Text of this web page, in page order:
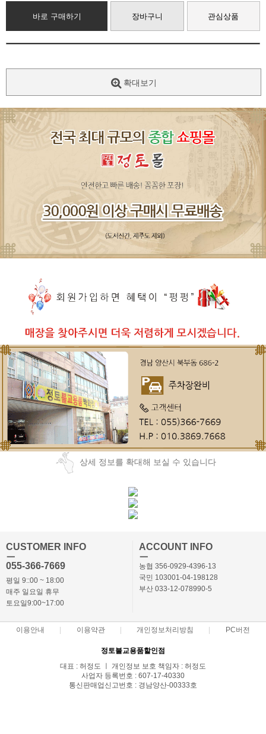
바로 구매하기 장바구니 관심상품
확대보기
상세 정보를 확대해 보실 수 있습니다
CUSTOMER INFO
ㅡ
055-366-7669
평일 9::00 ~ 18:00
매주 일요일 휴무
토요일9:00~17:00
ACCOUNT INFO
ㅡ
농협 356-0929-4396-13
국민 103001-04-198128
부산 033-12-078990-5
이용안내 이용약관 개인정보처리방침 PC버전
정토불교용품할인점
대표 : 허정도 ㅣ 개인정보 보호 책임자 : 허정도
사업자 등록번호 : 607-17-40330
통신판매업신고번호 : 경남양산-00333호